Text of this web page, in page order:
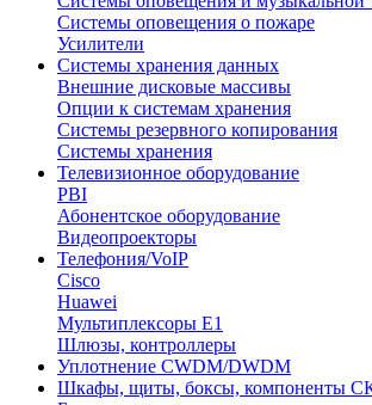
Системы оповещения о пожаре
Усилители
Системы хранения данных
Внешние дисковые массивы
Опции к системам хранения
Системы резервного копирования
Системы хранения
Телевизионное оборудование
PBI
Абонентское оборудование
Видеопроекторы
Телефония/VoIP
Cisco
Huawei
Мультиплексоры E1
Шлюзы, контроллеры
Уплотнение CWDM/DWDM
Шкафы, щиты, боксы, компоненты